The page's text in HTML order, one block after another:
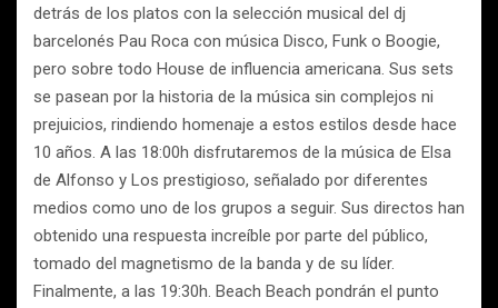
detrás de los platos con la selección musical del dj
barcelonés Pau Roca con música Disco, Funk o Boogie,
pero sobre todo House de influencia americana. Sus sets
se pasean por la historia de la música sin complejos ni
prejuicios, rindiendo homenaje a estos estilos desde hace
10 años. A las 18:00h disfrutaremos de la música de Elsa
de Alfonso y Los prestigioso, señalado por diferentes
medios como uno de los grupos a seguir. Sus directos han
obtenido una respuesta increíble por parte del público,
tomado del magnetismo de la banda y de su líder.
Finalmente, a las 19:30h. Beach Beach pondrán el punto